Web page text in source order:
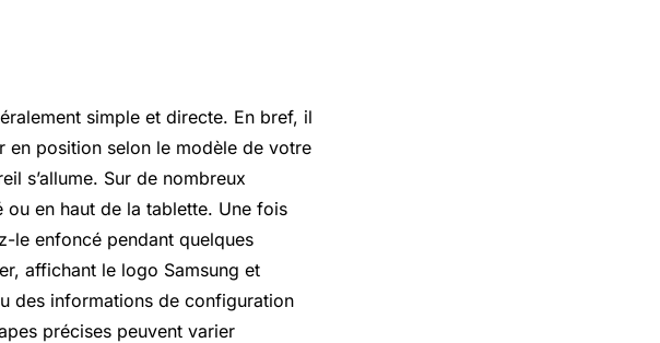
simple et directe. En bref, il
en position selon le modèle de votre
s’allume. Sur de nombreux
en haut de la tablette. Une fois
le enfoncé pendant quelques
affichant le logo Samsung et
des informations de configuration
précises peuvent varier